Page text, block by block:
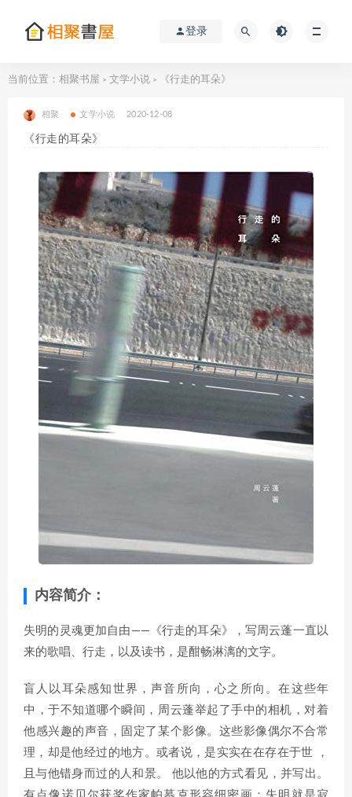
登录
当前位置： 相聚书屋 > 文学小说 > 《行走的耳朵》
相聚 文学小说 2020-12-08
《行走的耳朵》
内容简介：
失明的灵魂更加自由——《行走的耳朵》，写周云蓬一直以
来的歌唱、行走，以及读书，是酣畅淋漓的文字。
盲人以耳朵感知世界，声音所向，心之所向。在这些年
中，于不知道哪个瞬间，周云蓬举起了手中的相机，对着
他感兴趣的声音，固定了某个影像。这些影像偶尔不合常
理，却是他经过的地方。或者说，是实实在在存在于世 ，
且与他错身而过的人和景。 他以他的方式看见，并写出。